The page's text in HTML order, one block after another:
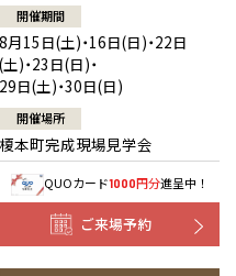
開催期間
8月15日(土)・16日(日)・22日
(土)・23日(日)・
29日(土)・30日(日)
開催場所
榎本町完成現場見学会
QUOカード1000円分進呈中！
ご来場予約